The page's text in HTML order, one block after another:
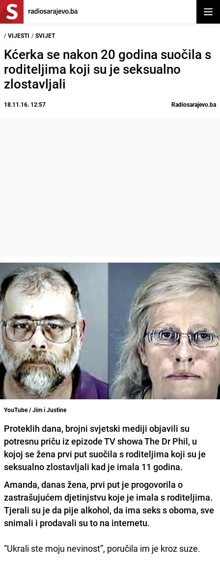
/ VIJESTI / SVIJET
Kćerka se nakon 20 godina suočila s
roditeljima koji su je seksualno
zlostavljali
18.11.16. 12:57 Radiosarajevo.ba
YouTube / Jim i Justine
Proteklih dana, brojni svjetski mediji objavili su
potresnu priču iz epizode TV showa The Dr Phil, u
kojoj se žena prvi put suočila s roditeljima koji su je
seksualno zlostavljali kad je imala 11 godina.
Amanda, danas žena, prvi put je progovorila o
zastrašujućem djetinjstvu koje je imala s roditeljima.
Tjerali su je da pije alkohol, da ima seks s oboma, sve
snimali i prodavali su to na internetu.
“Ukrali ste moju nevinost”, poručila im je kroz suze.